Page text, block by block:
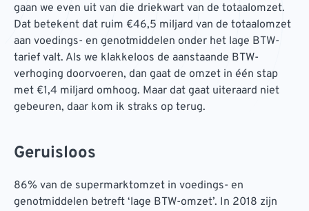
gaan we even uit van die driekwart van de totaalomzet.
Dat betekent dat ruim €46,5 miljard van de totaalomzet
aan voedings- en genotmiddelen onder het lage BTW-
tarief valt. Als we klakkeloos de aanstaande BTW-
verhoging doorvoeren, dan gaat de omzet in één stap
met €1,4 miljard omhoog. Maar dat gaat uiteraard niet
gebeuren, daar kom ik straks op terug.
Geruisloos
86% van de supermarktomzet in voedings- en
genotmiddelen betreft ‘lage BTW-omzet’. In 2018 zijn